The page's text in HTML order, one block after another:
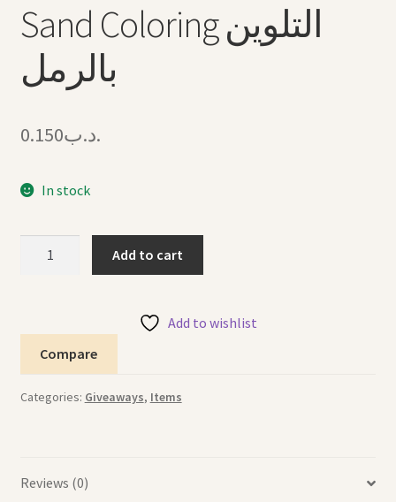
Sand Coloring التلوين
بالرمل
.د.ب0.150
In stock
quantity
Add to cart
Add to wishlist
Compare
Categories: Giveaways, Items
Reviews (0)